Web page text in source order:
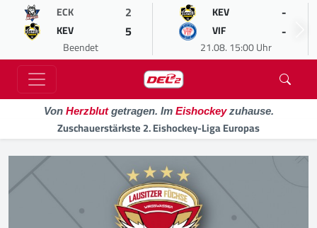
ECK 2
KEV 5
Beendet
KEV -
VIF -
21.08. 15:00 Uhr
Von Herzblutgetragen. Im Eishockeyzuhause.
Zuschauerstärkste 2. Eishockey-Liga Europas